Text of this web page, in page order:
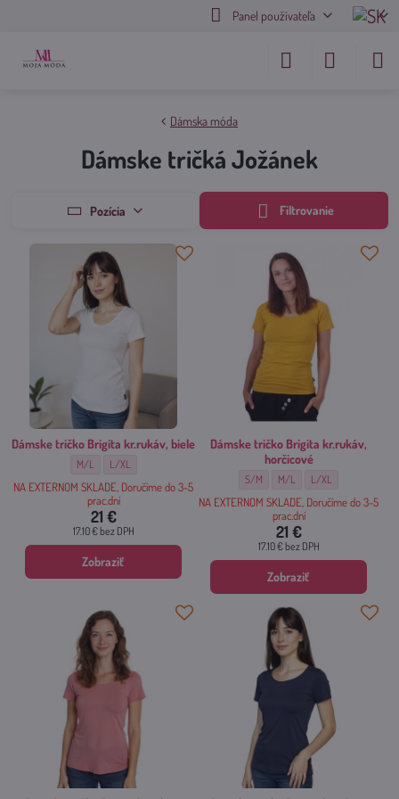
Panel používateľa
Dámska móda
Dámske tričká Jožánek
Pozícia Filtrovanie
Dámske tričko Brigita kr.rukáv, biele
Dámske tričko Brigita kr.rukáv, biele - Veľkosť:
M/L Dámske tričko Brigita kr.rukáv, biele - Veľkosť:
L/XL
NA EXTERNOM SKLADE, Doručíme do 3-5
prac.dní
21 €
17.10 €bez DPH
Zobraziť
Dámske tričko Brigita kr.rukáv,
horčicové
Dámske tričko Brigita kr.rukáv,
S/M Dámske tričko Brigita
M/L Dámske tričko
L/XL
NA EXTERNOM SKLADE, Doručíme do 3-5
prac.dní
21 €
17.10 €bez DPH
Zobraziť